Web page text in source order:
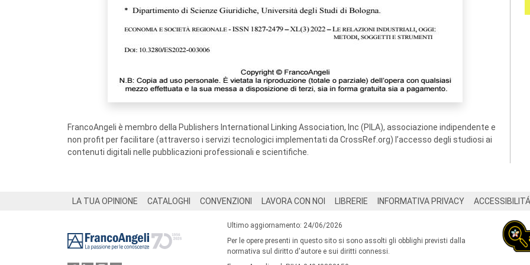
FrancoAngeli è membro della Publishers International Linking Association, Inc (PILA), associazione indipendente e
non profit per facilitare (attraverso i servizi tecnologici implementati da CrossRef.org) l’accesso degli studiosi ai
contenuti digitali nelle pubblicazioni professionali e scientifiche.
LA TUA OPINIONE CATALOGHI CONVENZIONI LAVORA CON NOI LIBRERIE INFORMATIVA PRIVACY ACCESSIBILITÁ
Ultimo aggiornamento: 24/06/2026
Per le opere presenti in questo sito si sono assolti gli obblighi previsti dalla
normativa sul diritto d'autore e sui diritti connessi.